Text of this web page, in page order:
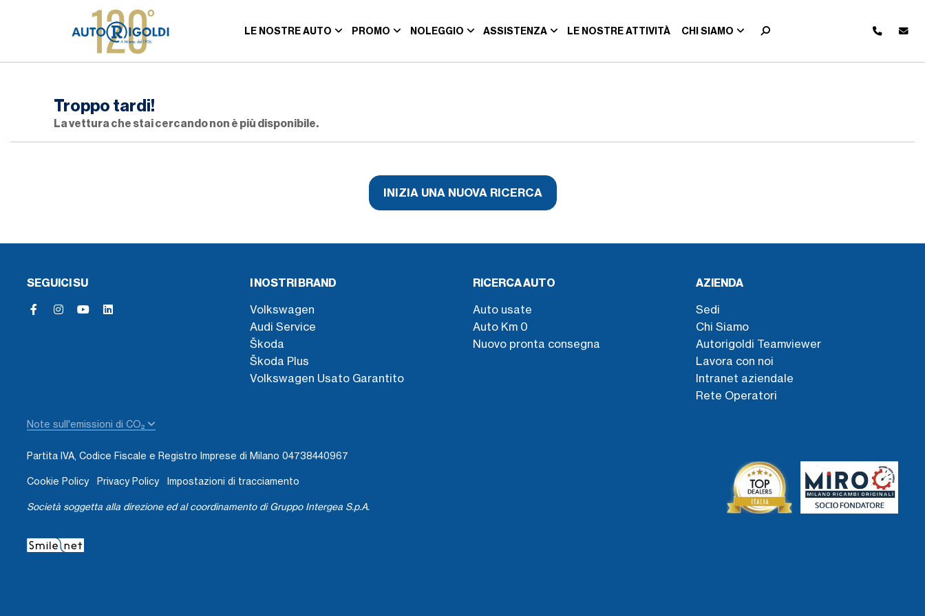
LE NOSTRE AUTO PROMO NOLEGGIO ASSISTENZA LE NOSTRE ATTIVITÀ CHI SIAMO
Troppo tardi!
La vettura che stai cercando non è più disponibile.
INIZIA UNA NUOVA RICERCA
SEGUICI SU I NOSTRI BRAND
Volkswagen
Audi Service
Škoda
Škoda Plus
Volkswagen Usato Garantito
RICERCA AUTO
Auto usate
Auto Km 0
Nuovo pronta consegna
AZIENDA
Sedi
Chi Siamo
Autorigoldi Teamviewer
Lavora con noi
Intranet aziendale
Rete Operatori
Note sull'emissioni di CO₂
Partita IVA, Codice Fiscale e Registro Imprese di Milano 04738440967
Cookie Policy Privacy Policy Impostazioni di tracciamento
Società soggetta alla direzione ed al coordinamento di Gruppo Intergea S.p.A.